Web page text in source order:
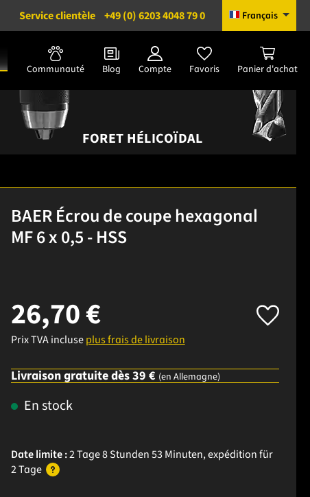
Service clientèle +49 (0) 6203 4048 79 0 Français
Communauté Blog Compte Favoris Panier d'achat
FORET HÉLICOÏDAL
BAER Écrou de coupe hexagonal
MF 6 x 0,5 - HSS
26,70 €
Prix TVA incluseplus frais de livraison
Livraison gratuite dès 39 € (en Allemagne)
En stock
Date limite :2 Tage 8 Stunden 53 Minuten, expéditionfür
2 Tage